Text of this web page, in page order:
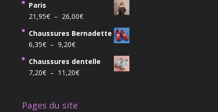
5,00€
à
Paris
21,95€ – 26,00€Plage
prix :
à
Chaussures Bernadette
6,35€ – 9,20€Plage
prix :
6,35€
Chaussures dentelle
7,20€ – 11,20€Plage
Pages du site